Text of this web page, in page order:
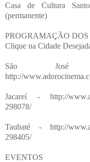
Casa de Cultura
(permanente)
PROGRAMAÇÃO
Clique na Cidade
São
http://
Jacareí - http://
298078/
Taubaté - http://
298405/
EVENTOS